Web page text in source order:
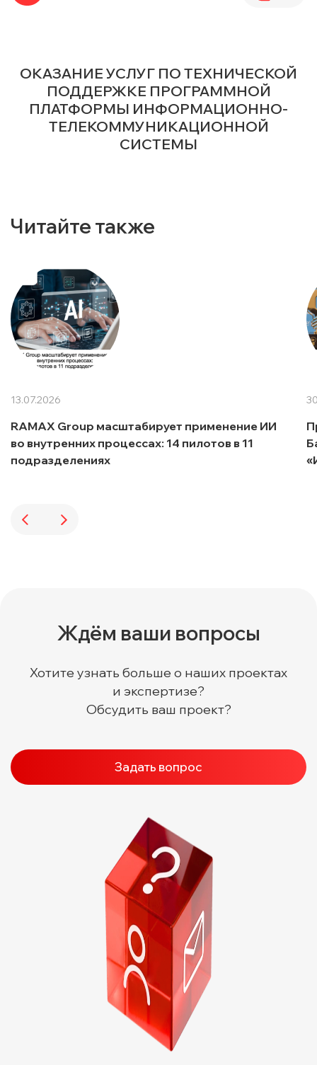
ОКАЗАНИЕ УСЛУГ ПО ТЕХНИЧЕСКОЙ
ПОДДЕРЖКЕ ПРОГРАММНОЙ
ПЛАТФОРМЫ ИНФОРМАЦИОННО-
ТЕЛЕКОММУНИКАЦИОННОЙ
СИСТЕМЫ
Читайте также
13.07.2026
RAMAX Group масштабирует применение ИИ
во внутренних процессах: 14 пилотов в 11
подразделениях
Ждём ваши вопросы
Хотите узнать больше о наших проектах
и экспертизе?
Обсудить ваш проект?
Задать вопрос